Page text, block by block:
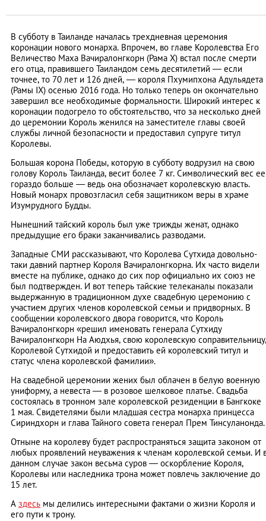
В субботу в Таиланде началась трехдневная церемония
коронации нового монарха. Впрочем, во главе Королевства Его
Величество Маха Вачиралонгкорн (Рама Х) встал после смерти
его отца, правившего Таиландом семь десятилетий — если
точнее, то 70 лет и 126 дней, — короля Пхумипхона Адульядета
(Рамы IX) осенью 2016 года. Но только теперь он окончательно
завершил все необходимые формальности. Широкий интерес к
коронации подогрело то обстоятельство, что за несколько дней
до церемонии Король женился на заместителе главы своей
службы личной безопасности и предоставил супруге титул
Королевы.
Большая корона Победы, которую в субботу водрузил на свою
голову Король Таиланда, весит более 7 кг. Символический вес ее
гораздо больше — ведь она обозначает королевскую власть.
Новый монарх провозгласил себя защитником веры в храме
Изумрудного Будды.
Нынешний тайский король был уже трижды женат, однако
предыдущие его браки заканчивались разводами.
Западные СМИ рассказывают, что Королева Сутхида довольно-
таки давний партнер Короля Вачиралонгкорна. Их часто видели
вместе на публике, однако до сих пор официально их союз не
был подтвержден. И вот теперь тайские телеканалы показали
выдержанную в традиционном духе свадебную церемонию с
участием других членов королевской семьи и придворных. В
сообщении королевского двора говорится, что Король
Вачиралонгкорн «решил именовать генерала Сутхиду
Вачиралонгкорн На Аюдхья, свою королевскую соправительницу,
Королевой Сутхидой и предоставить ей королевский титул и
статус члена королевской фамилии».
На свадебной церемонии жених был облачен в белую военную
униформу, а невеста — в розовое шелковое платье. Свадьба
состоялась в тронном зале королевской резиденции в Бангкоке
1 мая. Свидетелями были младшая сестра монарха принцесса
Сириндхорн и глава Тайного совета генерал Прем Тинсуланонда.
Отныне на королеву будет распространяться защита законом от
любых проявлений неуважения к членам королевской семьи. И
данном случае закон весьма суров — оскорбление Короля,
Королевы или наследника трона может повлечь заключение до
15 лет.
А здесь мы делились интересными фактами о жизни Короля и
его пути к трону.